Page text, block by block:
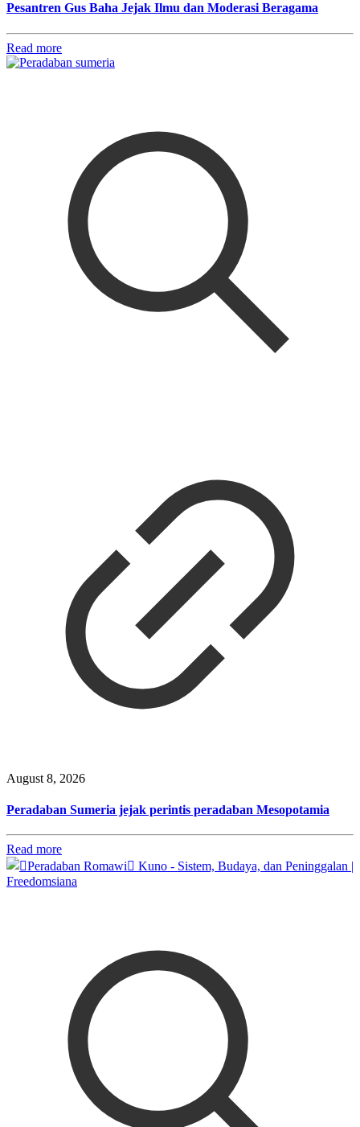
Pesantren Gus Baha Jejak Ilmu dan Moderasi Beragama
Read more
August 8, 2026
Peradaban Sumeria jejak perintis peradaban Mesopotamia
Read more